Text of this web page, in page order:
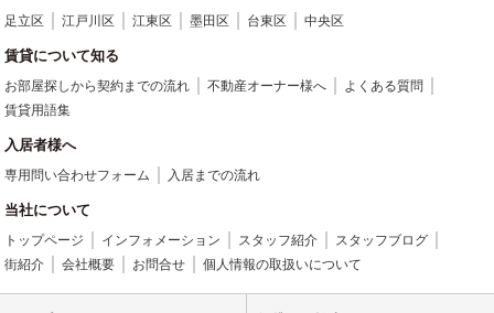
足立区 江戸川区 江東区 墨田区 台東区 中央区
賃貸について知る
お部屋探しから契約までの流れ 不動産オーナー様へ
よくある質問
賃貸用語集
入居者様へ
専用問い合わせフォーム 入居までの流れ
当社について
トップページ インフォメーション スタッフ紹介
スタッフブログ
街紹介
会社概要 お問合せ 個人情報の取扱いについて